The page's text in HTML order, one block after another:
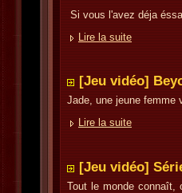
Si vous l'avez déja
Lire la suite
[Jeu vidéo]
Jade, une jeune femme
Lire la suite
[Jeu vidéo]
Tout le monde connaît,